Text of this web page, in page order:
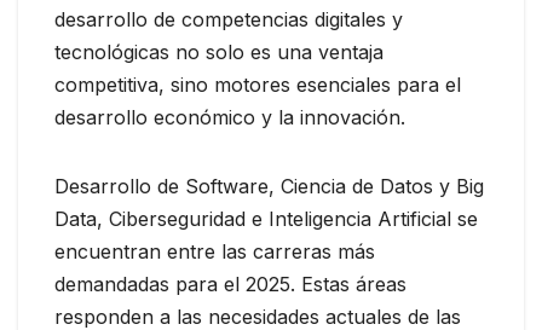
desarrollo de competencias digitales y
tecnológicas no solo es una ventaja
competitiva, sino motores esenciales para el
desarrollo económico y la innovación.
Desarrollo de Software, Ciencia de Datos y Big
Data, Ciberseguridad e Inteligencia Artificial se
encuentran entre las carreras más
demandadas para el 2025. Estas áreas
responden a las necesidades actuales de las